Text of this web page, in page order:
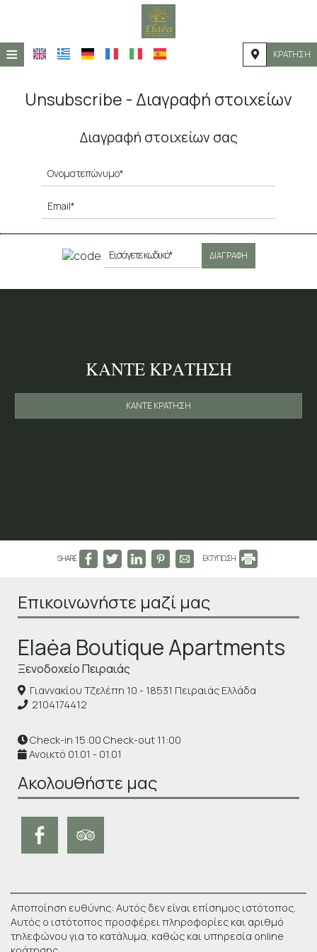
≡ ΚΡΆΤΗΣΗ
ΤΟΠΟΘΕΣΊΑ
ΠΑΡΟΧΈΣ
Unsubscribe - Διαγραφή στοιχείων
Διαγραφή στοιχείων σας
ΔΙΑΓΡΑΦΉ
ΚΆΝΤΕ ΚΡΆΤΗΣΗ
ΚΆΝΤΕ ΚΡΆΤΗΣΗ
SHARE ΕΚΤΥΠΩΣΗ
Επικοινωνήστε μαζί μας
Elaėa Boutique Apartments
Ξενοδοχείο Πειραιάς
Γιαννακίου Τζελέπη 10 - 18531 Πειραιάς Ελλάδα
2104174412
Check-in 15:00 Check-out 11:00
Ανοικτό 01.01 - 01.01
Ακολουθήστε μας
Αποποίηση ευθύνης: Αυτός δεν είναι επίσημος ιστότοπος.
Αυτός ο ιστότοπος προσφέρει πληροφορίες και αριθμό
τηλεφώνου για το κατάλυμα, καθώς και υπηρεσία online